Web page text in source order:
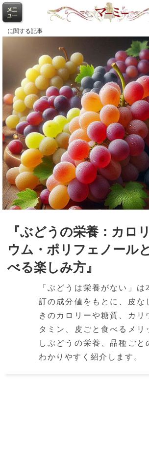
に関する記事
『ぶどうの栄養：カロ
ウム・ポリフェノール
べる楽しみ方』
「ぶどうは栄養がない」は
訂の成分値をもとに、皮な
きのカロリーや糖質、カリ
タミン、皮ごと食べるメリ
しぶどうの栄養、品種ごと
わかりやすく紹介します。